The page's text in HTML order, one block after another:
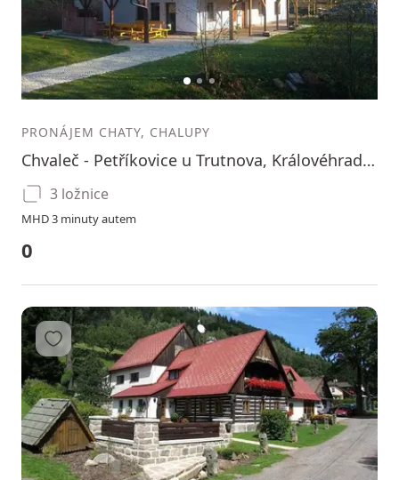
12 3
PRONÁJEM CHATY, CHALUPY
Chvaleč - Petříkovice u Trutnova, Královéhradecký kraj
3 ložnice
MHD 3 minuty autem
0
Přidat do oblíbených